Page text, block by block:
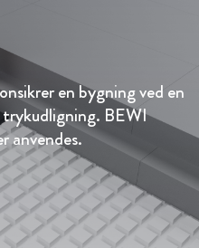
en bygning ved en
BEWI
anvendes.